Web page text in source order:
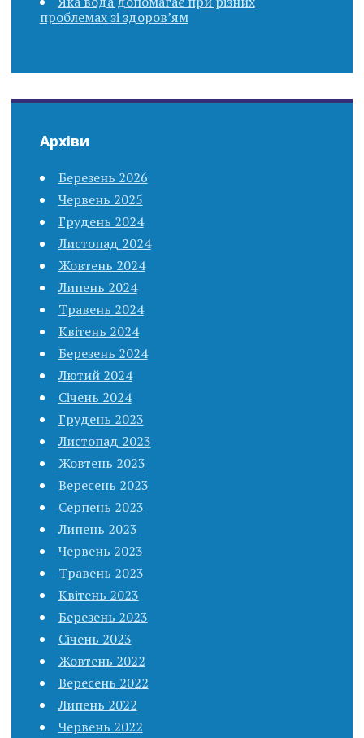
проблемах зі здоров’ям
Архіви
Березень 2026
Червень 2025
Грудень 2024
Листопад 2024
Жовтень 2024
Липень 2024
Травень 2024
Квітень 2024
Березень 2024
Лютий 2024
Січень 2024
Грудень 2023
Листопад 2023
Жовтень 2023
Вересень 2023
Серпень 2023
Липень 2023
Червень 2023
Травень 2023
Квітень 2023
Березень 2023
Січень 2023
Жовтень 2022
Вересень 2022
Липень 2022
Червень 2022